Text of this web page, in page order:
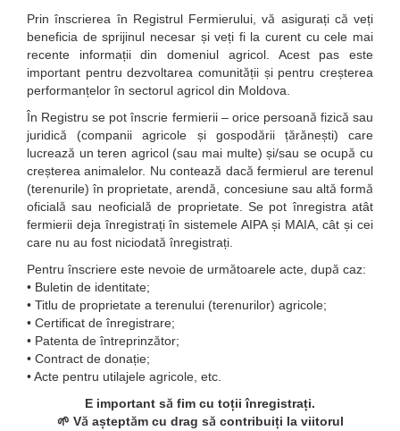
Prin înscrierea în Registrul Fermierului, vă asigurați că veți
beneficia de sprijinul necesar și veți fi la curent cu cele mai
recente informații din domeniul agricol. Acest pas este
important pentru dezvoltarea comunității și pentru creșterea
performanțelor în sectorul agricol din Moldova.
În Registru se pot înscrie fermierii – orice persoană fizică sau
juridică (companii agricole și gospodării țărănești) care
lucrează un teren agricol (sau mai multe) și/sau se ocupă cu
creșterea animalelor. Nu contează dacă fermierul are terenul
(terenurile) în proprietate, arendă, concesiune sau altă formă
oficială sau neoficială de proprietate. Se pot înregistra atât
fermierii deja înregistrați în sistemele AIPA și MAIA, cât și cei
care nu au fost niciodată înregistrați.
Pentru înscriere este nevoie de următoarele acte, după caz:
• Buletin de identitate;
• Titlu de proprietate a terenului (terenurilor) agricole;
• Certificat de înregistrare;
• Patenta de întreprinzător;
• Contract de donație;
• Acte pentru utilajele agricole, etc.
E important să fim cu toții înregistrați.
🌱 Vă așteptăm cu drag să contribuiți la viitorul